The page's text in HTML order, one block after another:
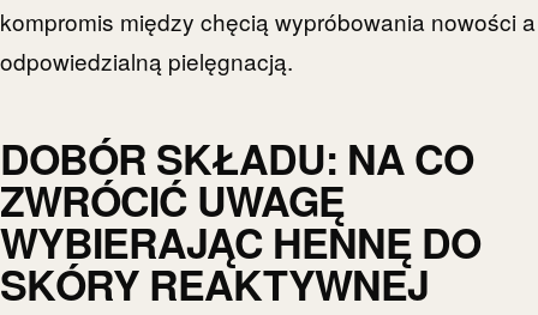
kompromis między chęcią wypróbowania nowości a
odpowiedzialną pielęgnacją.
DOBÓR SKŁADU: NA CO
ZWRÓCIĆ UWAGĘ
WYBIERAJĄC HENNĘ DO
SKÓRY REAKTYWNEJ